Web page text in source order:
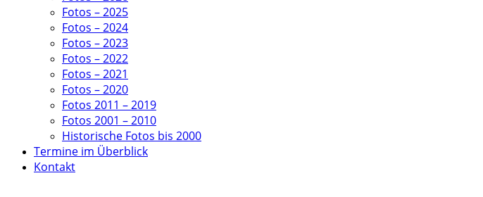
Fotos – 2025
Fotos – 2024
Fotos – 2023
Fotos – 2022
Fotos – 2021
Fotos – 2020
Fotos 2011 – 2019
Fotos 2001 – 2010
Historische Fotos bis 2000
Termine im Überblick
Kontakt